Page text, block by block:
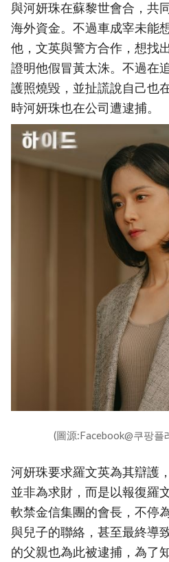
與河妍珠在蘇黎世會合，共
海外資金。不過車成宰未能
他，文英與警方合作，想找
證明他假冒黃太洙。不過在
護照燒毀，並扯謊說自己也
時河妍珠也在公司遭逮捕。
(圖源:Facebook@쿠팡플
河妍珠要求羅文英為其辯護
並非為求財，而是以報復羅
軟禁金信集團的會長，不停
與兒子的聯絡，甚至最終導
的父親也為此被逮捕，為了